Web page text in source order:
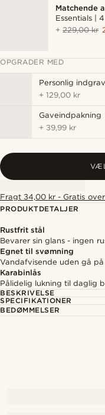
Matchende
Essentials |
+229,00 kr
OPGRADER MED
Personlig
+129,00 kr
Gaveindpakning
+ 39,99 kr
Fragt 34,00 kr - Gratis
PRODUKTDETALJER
Rustfrit stål
Bevarer sin glans - ingen
Egnet til svømning
Vandafvisende uden gå
Karabinlås
Pålidelig lukning til daglig
BESKRIVELSE
SPECIFIKATIONER
BEDØMMELSER